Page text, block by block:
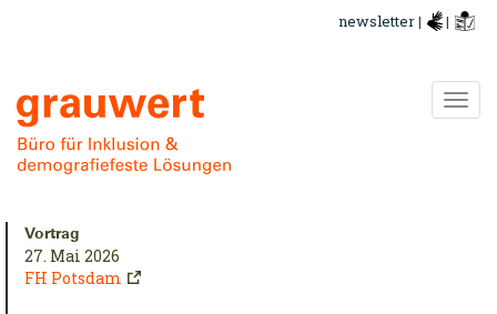
newsletter| |
Vortrag
27. Mai 2026
FH Potsdam